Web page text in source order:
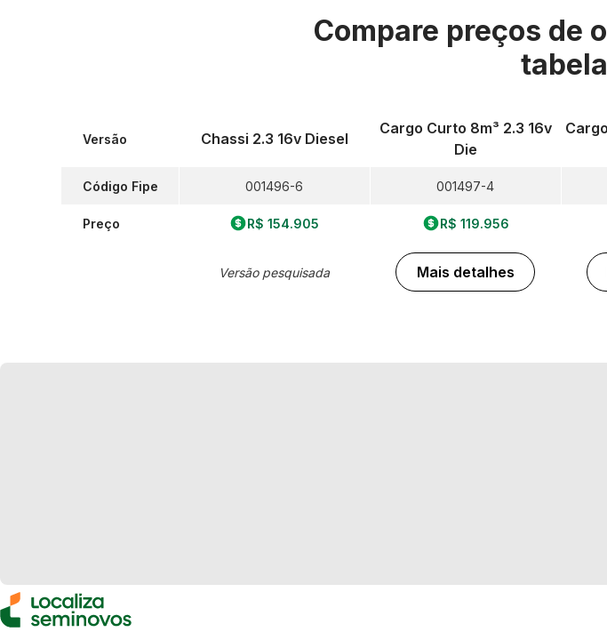
Compare preços de
Versão
Código Fipe
Preço
Chassi 2.3 16v Diesel
001496-6
R$ 154.905
Versão pesquisada
Cargo Curto 8m³ 2.3 16v
Die
001497-4
R$ 119.956
Mais detalhes